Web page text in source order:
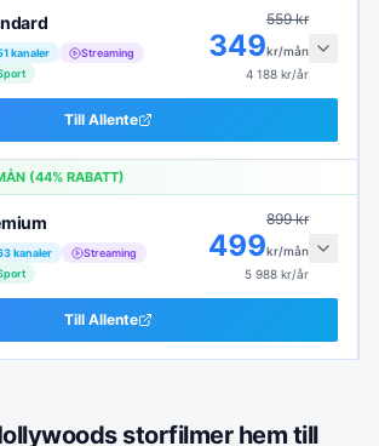
kanaler
Streaming
559kr
349kr/mån
4 188 kr/år
Till Allente
(44% RABATT)
kanaler
Streaming
899kr
499kr/mån
5 988 kr/år
Till Allente
storfilmer hem till